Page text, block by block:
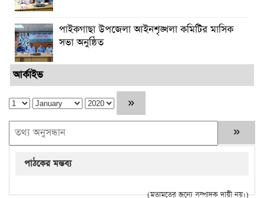
পাইকগাছা উপজেলা আইনশৃঙ্খলা কমিটির মাসিক
সভা অনুষ্ঠিত
আর্কাইভ
পাঠকের মন্তব্য
(মতামতের জন্যে সম্পাদক দায়ী নয়।)